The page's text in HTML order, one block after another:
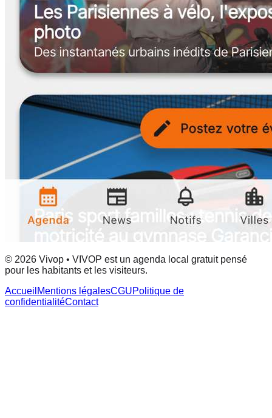
© 2026 Vivop • VIVOP est un agenda local gratuit pensé
pour les habitants et les visiteurs.
Accueil Mentions légalesCGUPolitique de
confidentialitéContact